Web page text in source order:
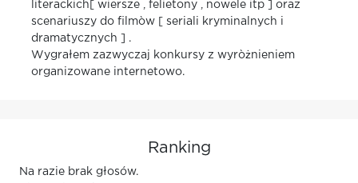
literackich[ wiersze , felietony , nowele itp ] oraz
scenariuszy do filmòw [ seriali kryminalnych i
dramatycznych ] .
Wygrałem zazwyczaj konkursy z wyròżnieniem
organizowane internetowo.
Ranking
Na razie brak głosów.